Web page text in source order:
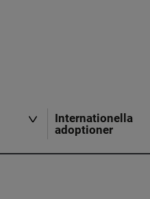
Internationella
adoptioner